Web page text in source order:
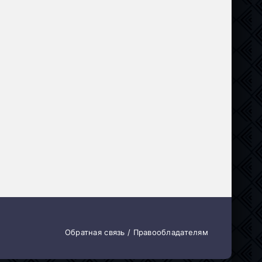
Обратная связь / Правообладателям